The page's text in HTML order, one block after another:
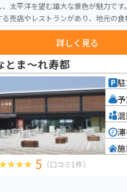
洋を望む雄大な景色が魅力です。 施設内には、新鮮
売店やレストランがあり、地元の
ホッキカレーや、新鮮な海の幸を
時間営業のコンビニエンスストアも併
イクで訪れる場合、駐車場は広く、停め
駅から太平洋沿いの道は、景色が良
風が強い場合があるので、走行には注
ー遺跡やウトナイ湖など、観光スポ
ザ・港は、北海道の自然と食を満喫で
詳しく見る
とま～れ寿都
5 （口コミ1件）
駐
予
混
滞
施